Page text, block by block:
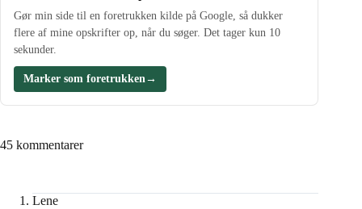
Gør min side til en foretrukken kilde på Google, så dukker
flere af mine opskrifter op, når du søger. Det tager kun 10
sekunder.
Marker som foretrukken→
45 kommentarer
Lene